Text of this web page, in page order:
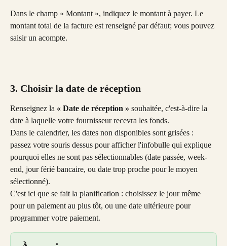
Dans le champ « Montant », indiquez le montant à payer. Le
montant total de la facture est renseigné par défaut; vous pouvez
saisir un acompte.
3. Choisir la date de réception
Renseignez la « Date de réception » souhaitée, c'est-à-dire la
date à laquelle votre fournisseur recevra les fonds.
Dans le calendrier, les dates non disponibles sont grisées :
passez votre souris dessus pour afficher l'infobulle qui explique
pourquoi elles ne sont pas sélectionnables (date passée, week-
end, jour férié bancaire, ou date trop proche pour le moyen
sélectionné).
C'est ici que se fait la planification : choisissez le jour même
pour un paiement au plus tôt, ou une date ultérieure pour
programmer votre paiement.